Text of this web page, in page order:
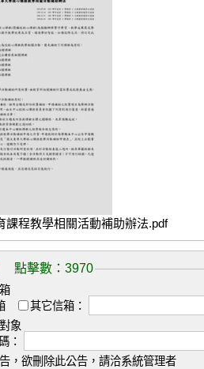
課程教學相關活動補助辦法.pdf
點擊數：3970
其它信箱：
象
：
，欲刪除此公告，請洽系統管理者